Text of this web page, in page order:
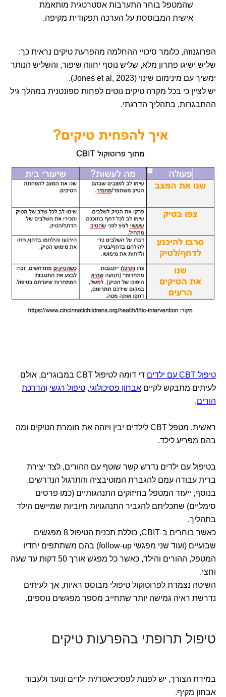
שהמטפל בוחר התערבות אסטרטגית מותאמת
אישית המבוססת על הערכה תפקודית מקיפה.
הפרוגנוזה, כלומר סיכויי ההחלמה מהפרעת טיקים נראית כך:
שליש ישיגו פתרון מלא, שליש נוסף יחווה שיפור, והשליש הנותר
ימשיך עם מינימום שינוי (Jones et al, 2023).
יש לציין כי בכל מקרה טיקים נוטים לפחות ספונטנית במהלך גיל
ההתבגרות, בתהליך הדרגתי.
טיפול CBT עם ילדים
די דומה לטיפול CBT במבוגרים, אולם
לעיתים מתבקש לקיים אבחון פסיכולוגי, טיפול רגשי והדרכת
הורים.
ראשית, מטפל CBT לילדים יבין ויזהה את חומרת הטיקים ומה
בהם מפריע לילד.
בטיפול עם ילדים נדרש קשר שוטף עם ההורים, לצד יצירת
ברית עבודה עמם להגברת המוטיבציה והתרגול הנדרשים.
בנוסף, ייעזר המטפל בחיזוקים התנהגותיים (כמו פרסים
סימליים) שתכליתם להגביר התנהגויות חיוביות שמיישם הילד
בתהליך.
כאשר בוחרים ב-CBIT, כוללת תכנית הטיפול 8 מפגשים
שבועיים (ועוד שני מפגשי follow-up) בהם משתתפים יחדיו
המטפל, ההורים והילד, כאשר כל מפגש אורך 50 דקות עד שעה
וחצי.
השיטה נצמדת לפרוטוקול טיפולי מבוסס ראיות, אך לעיתים
נדרשת ראיה גמישה יותר שתחייב מספר מפגשים נוספים.
טיפול תרופתי בהפרעות טיקים
במידת הצורך, יש לפנות לפסיכיאטר/ית ילדים ונוער ולעבור
אבחון מקיף.